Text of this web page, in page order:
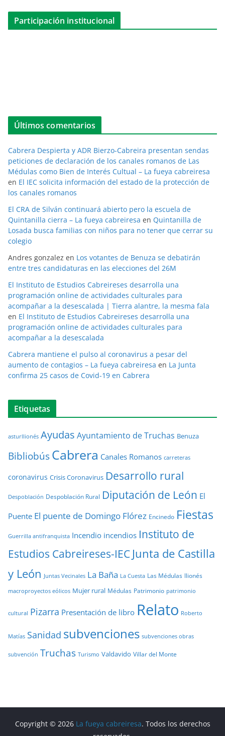
Participación institucional
Últimos comentarios
Cabrera Despierta y ADR Bierzo-Cabreira presentan sendas
peticiones de declaración de los canales romanos de Las
Médulas como Bien de Interés Cultual – La fueya cabreiresa
en El IEC solicita información del estado de la protección de
los canales romanos
El CRA de Silván continuará abierto pero la escuela de
Quintanilla cierra – La fueya cabreiresa en Quintanilla de
Losada busca familias con niños para no tener que cerrar su
colegio
Andres gonzalez en Los votantes de Benuza se debatirán
entre tres candidaturas en las elecciones del 26M
El Instituto de Estudios Cabreireses desarrolla una
programación online de actividades culturales para
acompañar a la desescalada | Tierra alantre, la mesma fala
en El Instituto de Estudios Cabreireses desarrolla una
programación online de actividades culturales para
acompañar a la desescalada
Cabrera mantiene el pulso al coronavirus a pesar del
aumento de contagios – La fueya cabreiresa en La Junta
confirma 25 casos de Covid-19 en Cabrera
Etiquetas
asturllionés Ayudas Ayuntamiento de Truchas Benuza
BibliobúsCabrera Canales Romanos carreteras
coronavirus Crisis Coronavirus Desarrollo rural
Despoblación Despoblación Rural Diputación de León El
Puente El puente de Domingo Flórez Encinedo Fiestas
Guerrilla antifranquista Incendio incendios Instituto de
Estudios Cabreireses-IEC Junta de Castilla
y León Juntas Vecinales La Baña La Cuesta Las Médulas llionés
macroproyectos eólicos Mujer rural Médulas Patrimonio patrimonio
cultural Pizarra Presentación de libro Relato Roberto
Matías Sanidad subvenciones subvenciones obras
subvención Truchas Turismo Valdavido Villar del Monte
Copyright © 2026 La fueya cabreiresa. Todos los derechos